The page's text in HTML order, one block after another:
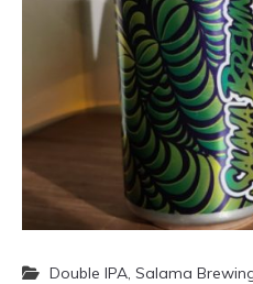
Double IPA, Salama